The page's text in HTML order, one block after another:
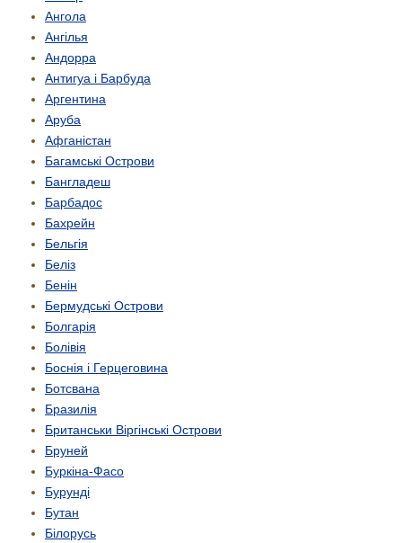
Ангола
Ангілья
Андорра
Антигуа і Барбуда
Аргентина
Аруба
Афганістан
Багамські Острови
Бангладеш
Барбадос
Бахрейн
Бельгія
Беліз
Бенін
Бермудські Острови
Болгарія
Болівія
Боснія і Герцеговина
Ботсвана
Бразилія
Британськи Віргінські Острови
Бруней
Буркіна-Фасо
Бурунді
Бутан
Білорусь